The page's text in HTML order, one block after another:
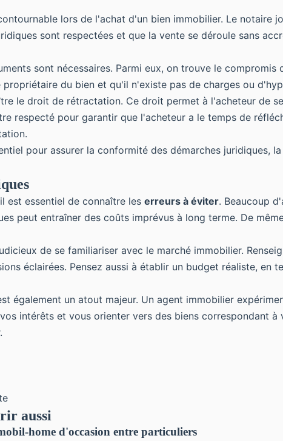
lors de l'achat d'un bien immobilier. Le
sont respectées et que la vente se déroule sans
sont nécessaires. Parmi eux, on trouve le
du bien et qu'il n'existe pas de charges ou
le droit de rétractation. Ce droit permet à l'acheteur de
respecté pour garantir que l'acheteur a le temps de
pour assurer la conformité des démarches juridiques,
est essentiel de connaître les erreurs à éviter. Beaucoup
peut entraîner des coûts imprévus à long terme. De
de se familiariser avec le marché immobilier.
éclairées. Pensez aussi à établir un budget réaliste,
également un atout majeur. Un agent immobilier
intérêts et vous orienter vers des biens correspondant
aussi
home d'occasion entre particuliers